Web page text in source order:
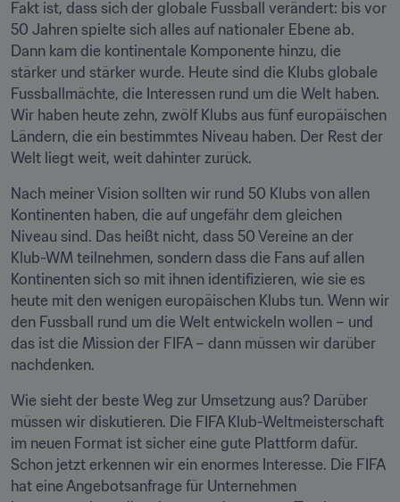
Fakt ist, dass sich der globale Fussball verändert: bis vor
50 Jahren spielte sich alles auf nationaler Ebene ab.
Dann kam die kontinentale Komponente hinzu, die
stärker und stärker wurde. Heute sind die Klubs globale
Fussballmächte, die Interessen rund um die Welt haben.
Wir haben heute zehn, zwölf Klubs aus fünf europäischen
Ländern, die ein bestimmtes Niveau haben. Der Rest der
Welt liegt weit, weit dahinter zurück.
Nach meiner Vision sollten wir rund 50 Klubs von allen
Kontinenten haben, die auf ungefähr dem gleichen
Niveau sind. Das heißt nicht, dass 50 Vereine an der
Klub-WM teilnehmen, sondern dass die Fans auf allen
Kontinenten sich so mit ihnen identifizieren, wie sie es
heute mit den wenigen europäischen Klubs tun. Wenn wir
den Fussball rund um die Welt entwickeln wollen – und
das ist die Mission der FIFA – dann müssen wir darüber
nachdenken.
Wie sieht der beste Weg zur Umsetzung aus? Darüber
müssen wir diskutieren. Die FIFA Klub-Weltmeisterschaft
im neuen Format ist sicher eine gute Plattform dafür.
Schon jetzt erkennen wir ein enormes Interesse. Die FIFA
hat eine Angebotsanfrage für Unternehmen